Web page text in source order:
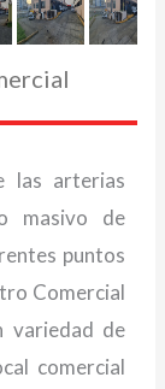
las arterias
masivo de
puntos
Comercial
variedad de
comercial